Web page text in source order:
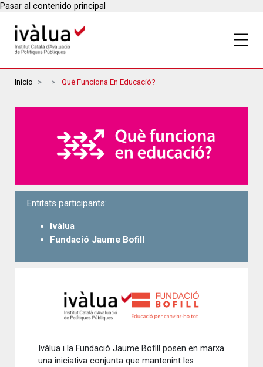
Pasar al contenido principal
Breadcrumbs
Inicio Què Funciona En Educació?
Entitats participants:
Ivàlua
Fundació Jaume Bofill
Ivàlua i la Fundació Jaume Bofill posen en marxa
una iniciativa conjunta que mantenint les